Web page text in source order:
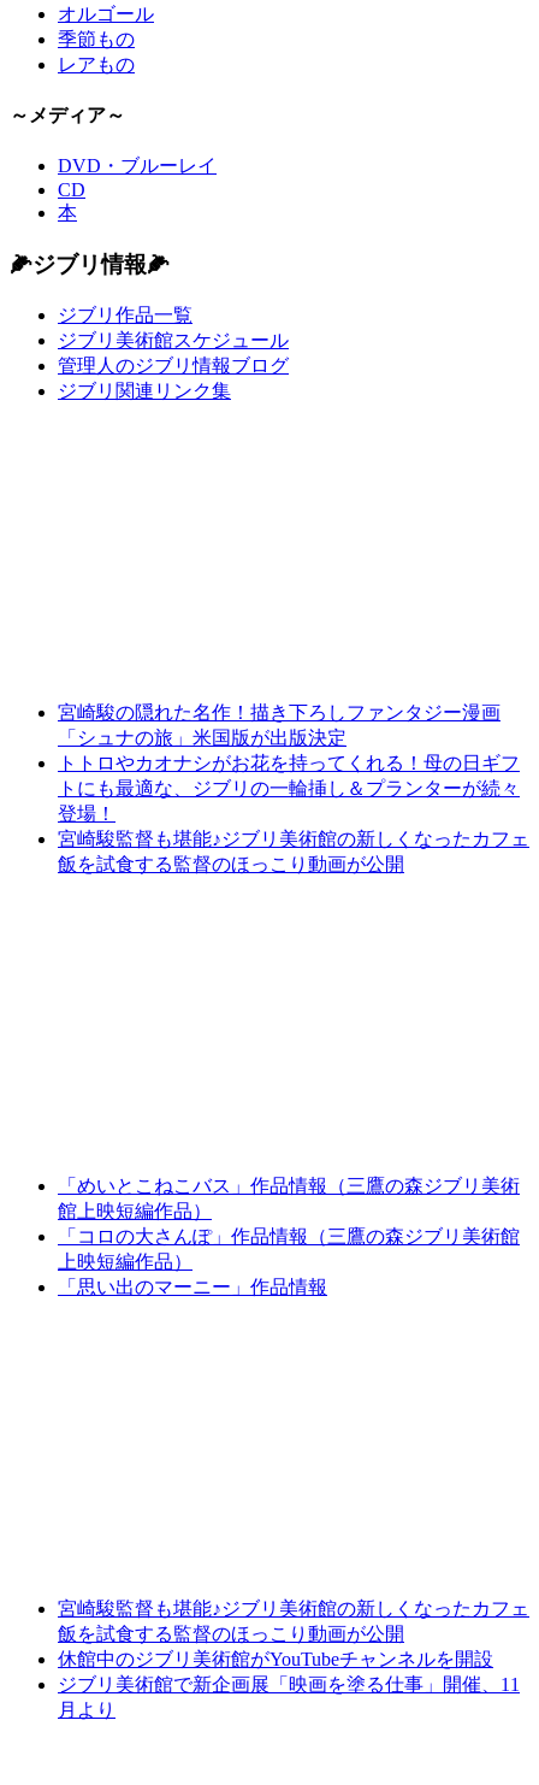
オルゴール
季節もの
レアもの
～メディア～
DVD・ブルーレイ
CD
本
🌽ジブリ情報🌽
ジブリ作品一覧
ジブリ美術館スケジュール
管理人のジブリ情報ブログ
ジブリ関連リンク集
宮崎駿の隠れた名作！描き下ろしファンタジー漫画
「シュナの旅」米国版が出版決定
トトロやカオナシがお花を持ってくれる！母の日ギフ
トにも最適な、ジブリの一輪挿し＆プランターが続々
登場！
宮崎駿監督も堪能♪ジブリ美術館の新しくなったカフェ
飯を試食する監督のほっこり動画が公開
「めいとこねこバス」作品情報（三鷹の森ジブリ美術
館上映短編作品）
「コロの大さんぽ」作品情報（三鷹の森ジブリ美術館
上映短編作品）
「思い出のマーニー」作品情報
宮崎駿監督も堪能♪ジブリ美術館の新しくなったカフェ
飯を試食する監督のほっこり動画が公開
休館中のジブリ美術館がYouTubeチャンネルを開設
ジブリ美術館で新企画展「映画を塗る仕事」開催、11
月より